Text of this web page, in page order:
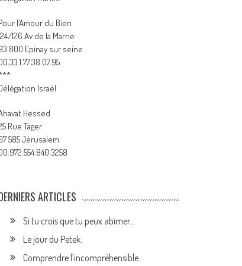
l’Amour du Bien
126 Av de la Marne
800 Epinay sur seine
Israël
Hessed
Rue Tager
585 Jérusalem
ARTICLES
Si tu crois que tu peux abimer…
Le jour du Petek.
Comprendre l’incompréhensible.